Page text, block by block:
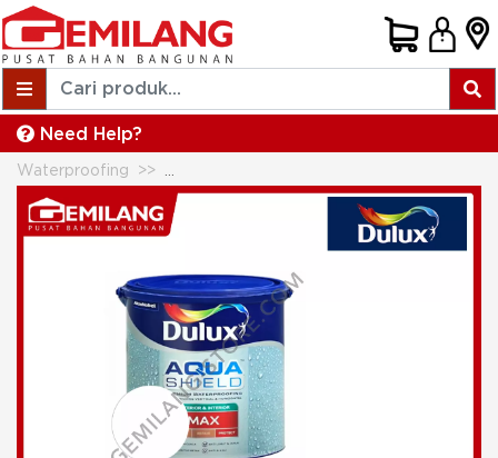
Need Help?
Waterproofing